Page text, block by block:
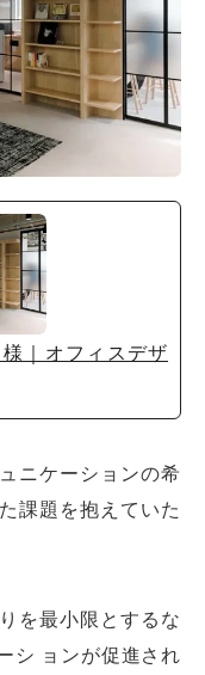
｜オフィスデザ
ニケーションの希
課題を抱えていた
を最小限とするな
シ ョンが促進され